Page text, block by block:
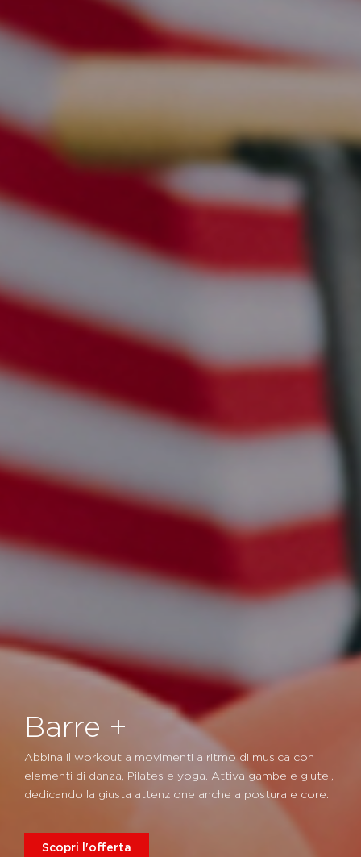
Barre +
Abbina il workout a movimenti a ritmo di musica con
elementi di danza, Pilates e yoga. Attiva gambe e glutei,
dedicando la giusta attenzione anche a postura e core.
Scopri l'offerta